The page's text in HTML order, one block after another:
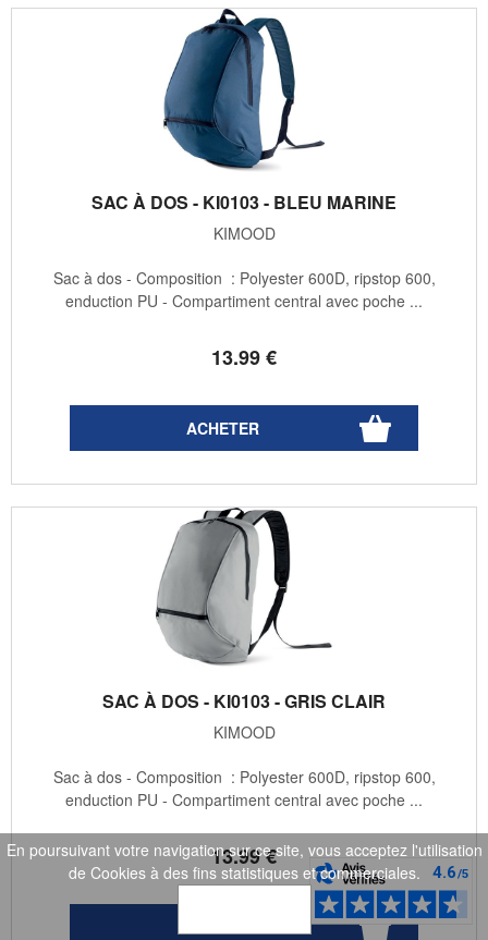
SAC À DOS - KI0103 - BLEU MARINE
KIMOOD
13.99€
Sac à dos - Composition : Polyester 600D, ripstop 600,
enduction PU - Compartiment central avec poche ...
SAC À DOS - KI0103 - GRIS CLAIR
KIMOOD
13.99€
Sac à dos - Composition : Polyester 600D, ripstop 600,
enduction PU - Compartiment central avec poche ...
En poursuivant votre navigation sur ce site, vous acceptez l'utilisation
de Cookies à des fins statistiques et commerciales.